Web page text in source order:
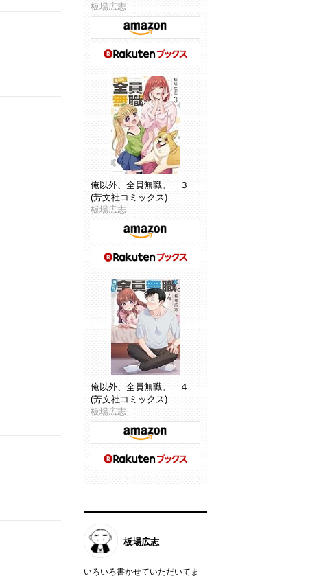
板場広志
俺以外、全員無職。 ３
(芳文社コミックス)
板場広志
俺以外、全員無職。 ４
(芳文社コミックス)
板場広志
板場広志
いろいろ書かせていただいてま